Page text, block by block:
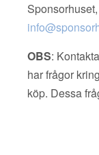
OBS:
har frågor
köp. Dessa